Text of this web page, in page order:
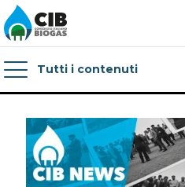
Tutti i contenuti